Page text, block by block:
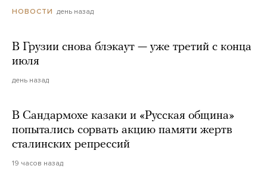
НОВОСТИ день назад
В Грузии снова блэкаут — уже третий с конца
июля
день назад
В Сандармохе казаки и «Русская община»
попытались сорвать акцию памяти жертв
сталинских репрессий
19 часов назад